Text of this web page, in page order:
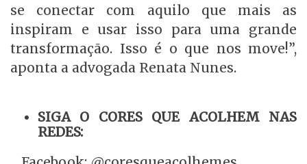
se conectar com aquilo que mais as
inspiram e usar isso para uma grande
transformação. Isso é o que nos move!”,
aponta a advogada Renata Nunes.
SIGA O CORES QUE ACOLHEM NAS
REDES: